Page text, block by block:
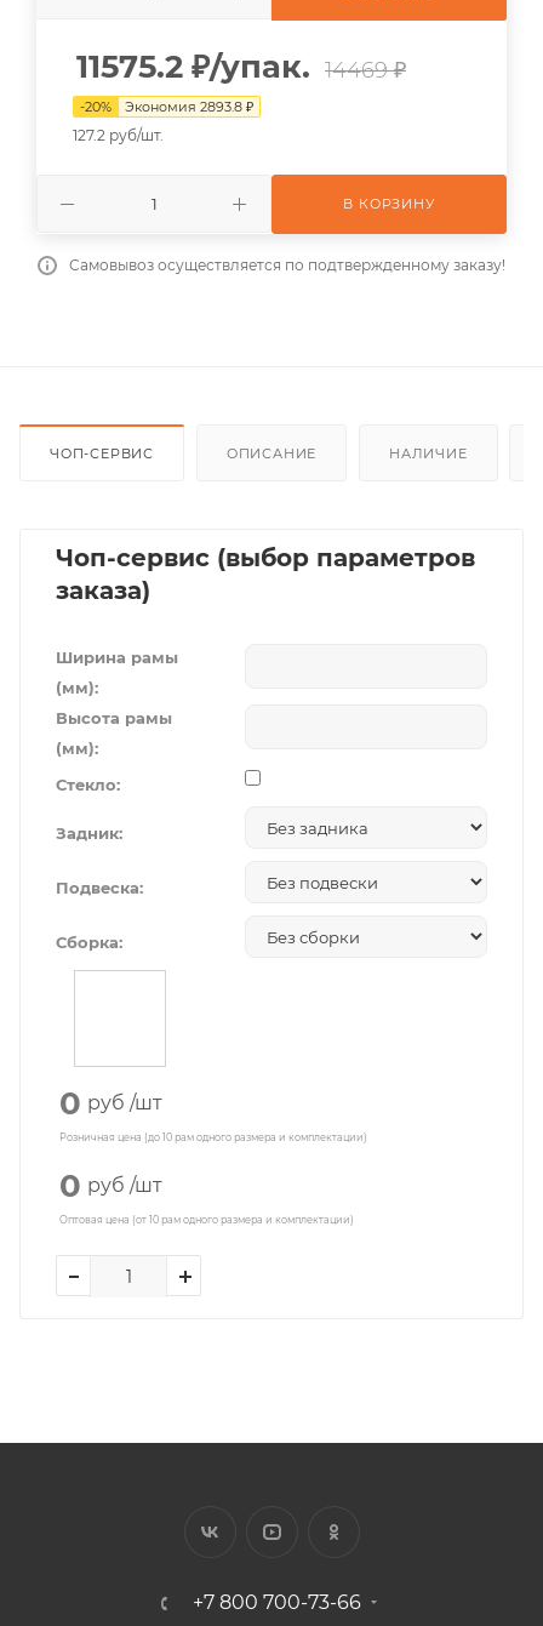
11575.2 ₽/упак. 14469 ₽
-20% Экономия 2893.8 ₽
127.2 руб/шт.
В КОРЗИНУ
Самовывоз осуществляется по подтвержденному заказу!
ЧОП-СЕРВИС ОПИСАНИЕ НАЛИЧИЕ
Чоп-сервис (выбор параметров
заказа)
Ширина рамы
(мм):
Высота рамы
(мм):
Стекло:
Задник:
Подвеска:
Сборка:
0 руб /шт
Розничная цена (до 10 рам одного размера и комплектации)
0 руб /шт
Оптовая цена (от 10 рам одного размера и комплектации)
+7 800 700-73-66